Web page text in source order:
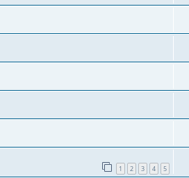
1 2 3 4 5